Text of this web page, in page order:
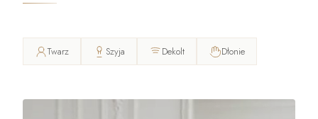
Twarz Szyja Dekolt Dłonie